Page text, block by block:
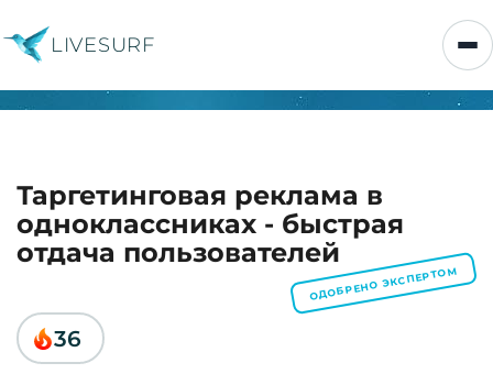
LIVESURF
Таргетинговая реклама в
одноклассниках - быстрая
отдача пользователей
ОДОБРЕНО ЭКСПЕРТОМ
36